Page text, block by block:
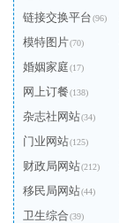
链接交换平台(96)
模特图片(70)
婚姻家庭(17)
网上订餐(138)
杂志社网站(34)
门业网站(125)
财政局网站(212)
移民局网站(44)
卫生综合(39)